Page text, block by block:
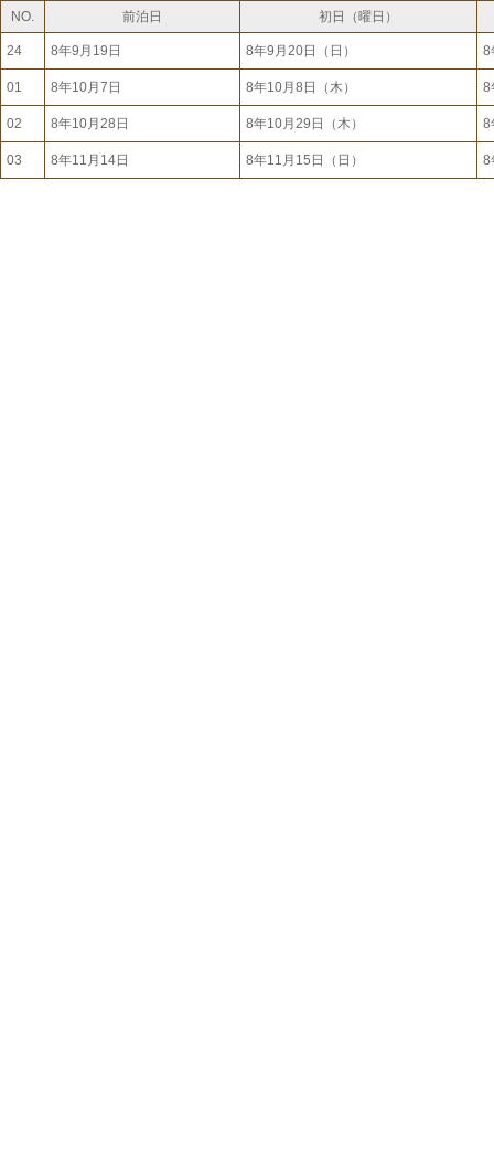
NO. 前泊日 初日（曜日）
24 8年9月19日 8年9月20日（日） 8
01 8年10月7日 8年10月8日（木） 8
02 8年10月28日 8年10月29日（木） 8
03 8年11月14日 8年11月15日（日） 8